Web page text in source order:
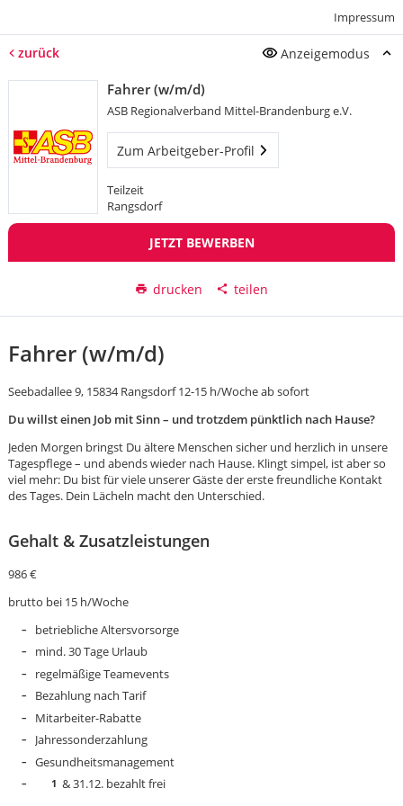
Impressum
zurück Anzeigemodus
Fahrer (w/m/d)
ASB Regionalverband Mittel-Brandenburg e.V.
Zum Arbeitgeber-Profil
Teilzeit
Rangsdorf
JETZT BEWERBEN
drucken teilen
Fahrer (w/m/d)
Seebadallee 9, 15834 Rangsdorf 12-15 h/Woche ab sofort
Du willst einen Job mit Sinn – und trotzdem pünktlich nach Hause?
Jeden Morgen bringst Du ältere Menschen sicher und herzlich in unsere
Tagespflege – und abends wieder nach Hause. Klingt simpel, ist aber so
viel mehr: Du bist für viele unserer Gäste der erste freundliche Kontakt
des Tages. Dein Lächeln macht den Unterschied.
Gehalt & Zusatzleistungen
986 €
brutto bei 15 h/Woche
betriebliche Altersvorsorge
mind. 30 Tage Urlaub
regelmäßige Teamevents
Bezahlung nach Tarif
Mitarbeiter-Rabatte
Jahressonderzahlung
Gesundheitsmanagement
& 31.12. bezahlt frei